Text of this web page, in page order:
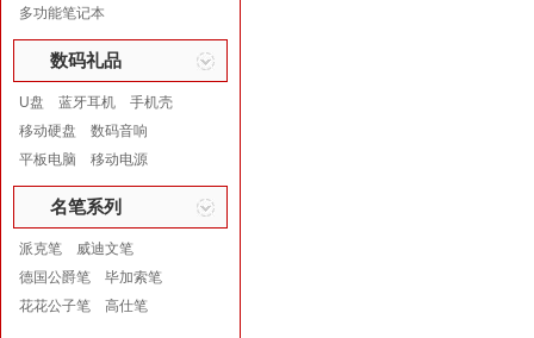
多功能笔记本
数码礼品
U盘 蓝牙耳机
手机壳
移动硬盘
数码音响
平板电脑
移动电源
名笔系列
派克笔
威迪文笔
德国公爵笔
毕加索笔
花花公子笔
高仕笔